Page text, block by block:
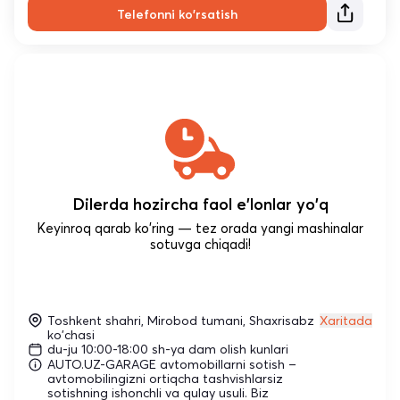
Telefonni ko'rsatish
Xaritada
Toshkent shahri, Mirobod tumani, Shaxrisabz
ko'chasi
du-ju 10:00-18:00 sh-ya dam olish kunlari
AUTO.UZ-GARAGE avtomobillarni sotish –
avtomobilingizni ortiqcha tashvishlarsiz
sotishning ishonchli va qulay usuli. Biz
Dilerda hozircha faol e'lonlar yo'q
Keyinroq qarab ko'ring — tez orada yangi mashinalar
sotuvga chiqadi!